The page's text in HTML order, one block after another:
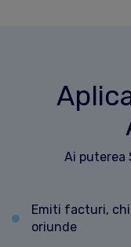
Ai puterea
Emiti facturi,
oriunde